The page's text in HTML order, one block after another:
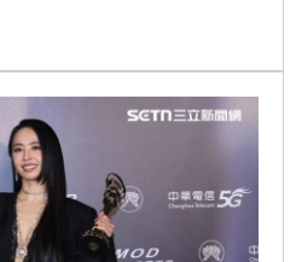
國民黨中將葛肇煌，隨後撤
指出，廖嫌恐為組織底層跑
案不僅震驚社會，更揭示中
海外執行骯髒任務的政治操